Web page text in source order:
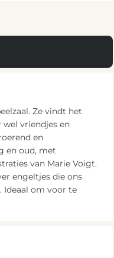
Ze vindt het
wel vriendjes en
en
en oud, met
van Marie Voigt.
engeltjes die ons
Ideaal om voor te